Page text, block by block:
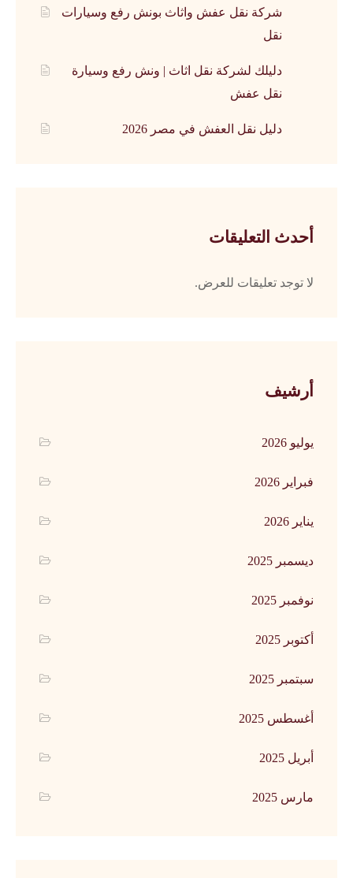
شركة نقل عفش واثاث بونش رفع وسيارات
نقل
دليلك لشركة نقل اثاث | ونش رفع وسيارة
نقل عفش
دليل نقل العفش في مصر 2026
أحدث التعليقات
لا توجد تعليقات للعرض.
أرشيف
يوليو 2026
فبراير 2026
يناير 2026
ديسمبر 2025
نوفمبر 2025
أكتوبر 2025
سبتمبر 2025
أغسطس 2025
أبريل 2025
مارس 2025